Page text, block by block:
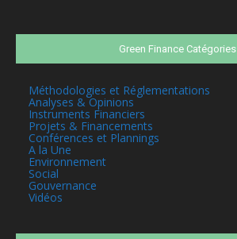
Green Finance Catégories
Méthodologies et Réglementations
Analyses & Opinions
Instruments Financiers
Projets & Financements
Conférences et Plannings
A la Une
Environnement
Social
Gouvernance
Vidéos